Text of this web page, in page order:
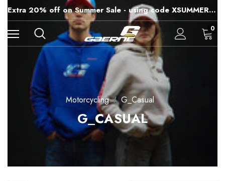
Extra 20% off on Summer Sale - using code XSUMMER2026
Free Shipping on all orders over 99€
15% off Sitewide - using code XSUMMER2026
0
Motorcycling G_Casual
G_CASUAL